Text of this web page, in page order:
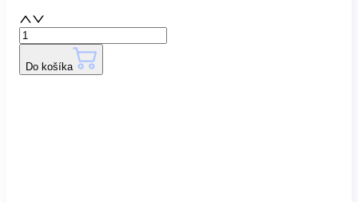
Do košíka